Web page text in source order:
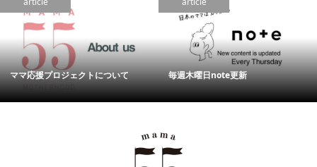
ママ応援プロジェクトについて 毎週木曜日note更新